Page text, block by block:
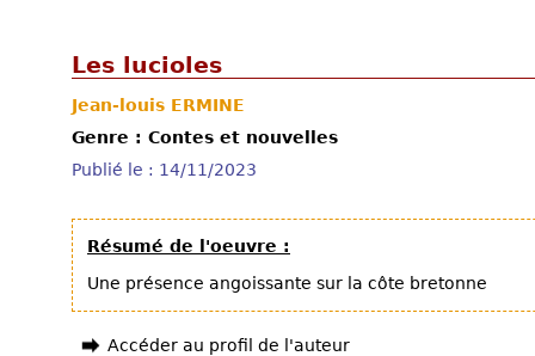
Les lucioles
Jean-louis ERMINE
Genre : Contes et nouvelles
Publié le : 14/11/2023
Résumé de l'oeuvre :
Une présence angoissante sur la côte bretonne
Accéder au profil de l'auteur